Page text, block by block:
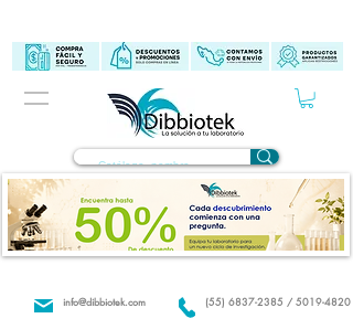
(55) 6837-2385 / 5019-4820
info@dibbiotek.com